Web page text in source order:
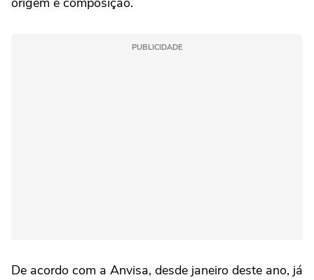
PUBLICIDADE
De acordo com a Anvisa, desde janeiro deste ano, já